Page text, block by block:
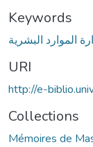
Keywords
الموارد البشرية
URI
http://e-
Collections
Mémoires de